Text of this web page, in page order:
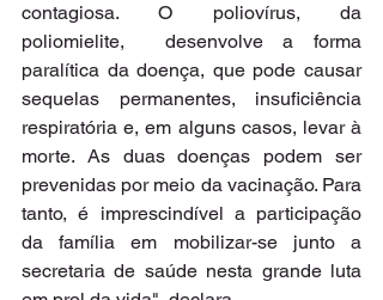
contagiosa. O poliovírus, da
poliomielite,  desenvolve a forma
paralítica da doença, que pode causar
sequelas permanentes, insuficiência
respiratória e, em alguns casos, levar à
morte. As duas doenças podem ser
prevenidas por meio da vacinação. Para
tanto, é imprescindível a participação
da família em mobilizar-se junto a
secretaria de saúde nesta grande luta